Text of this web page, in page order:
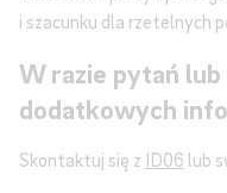
i szacunku dla rzetelnych
W razie pytań
dodatkowych
Skontaktuj się z ID06 lub